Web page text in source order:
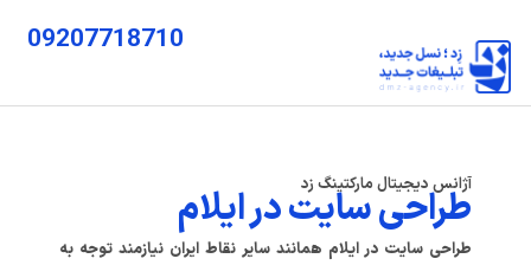
09207718710
آژانس دیجیتال مارکتینگ زد
طراحی سایت در ایلام
طراحی سایت در ایلام همانند سایر نقاط ایران نیازمند توجه به